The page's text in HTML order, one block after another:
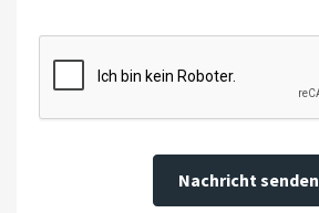
Nachricht senden